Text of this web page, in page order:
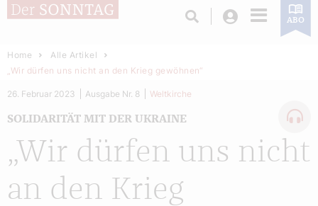
Login ABO
Home
Alle Artikel
„Wir dürfen uns nicht an den Krieg gewöhnen“
„Wir dürfen uns nicht
an den Krieg
SOLIDARITÄT MIT DER UKRAINE
26. Februar 2023 Ausgabe Nr. 8 Weltkirche